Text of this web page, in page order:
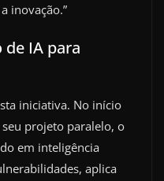
inovação.”
IA para
iniciativa. No início
projeto paralelo, o
em inteligência
aplica